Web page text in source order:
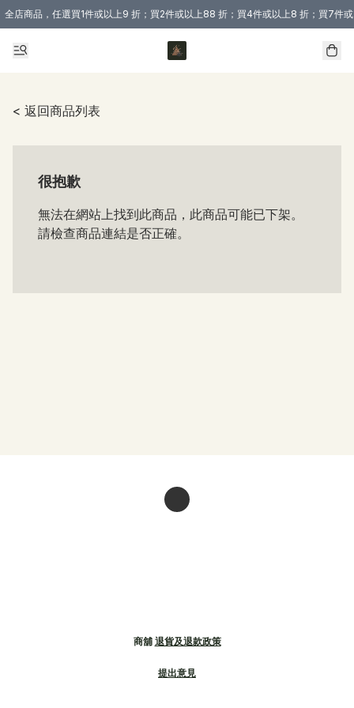
全店商品，任選買1件或以上9 折；買2件或以上88 折；買4件或以上8 折；買7件
購買 3 件商品或以上即享免運費優惠！（適用於 本地送貨、本地取貨 )
< 返回商品列表
很抱歉
無法在網站上找到此商品，此商品可能已下架。
請檢查商品連結是否正確。
商舖 退貨及退款政策
提出意見